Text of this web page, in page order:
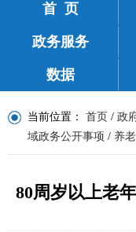
首 页
政务服务
数据
当前位置： 首页 / 政
域政务公开事项 / 养
80周岁以上老